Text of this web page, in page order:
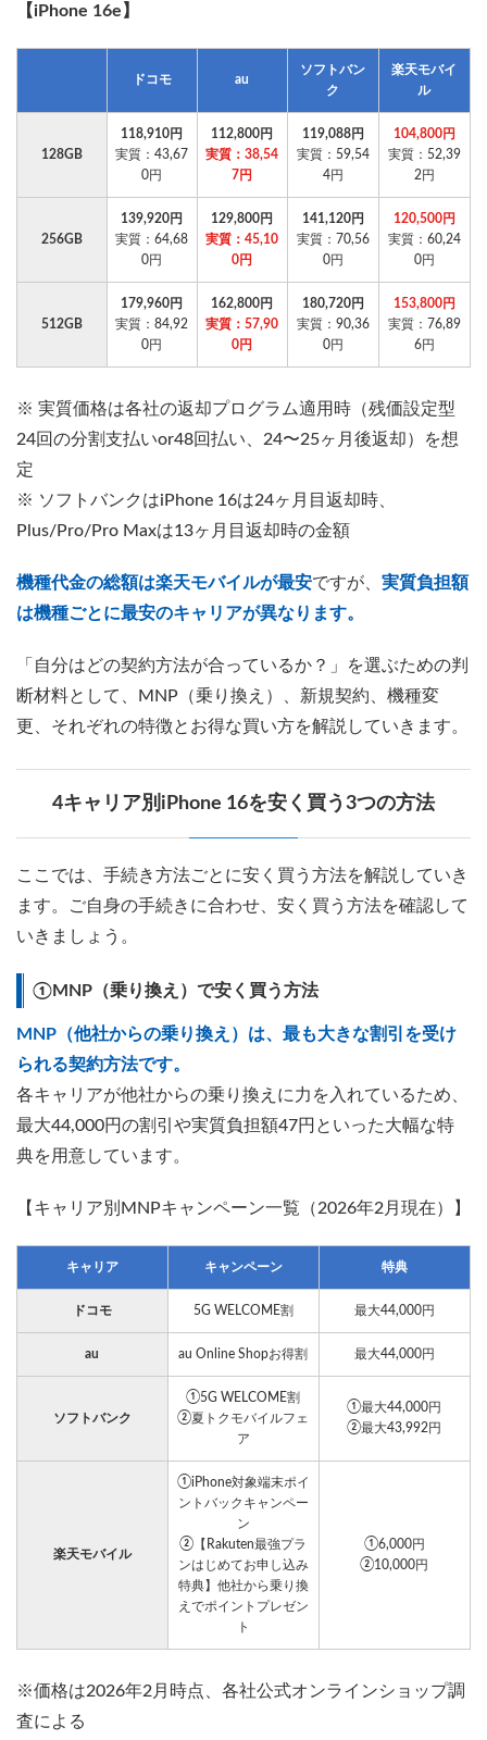
【iPhone 16e】
ドコモ au
ソフトバン
ク
楽天モバイ
ル
128GB
118,910円
実質：43,67
0円
112,800円
実質：38,54
7円
119,088円
実質：59,54
4円
104,800円
実質：52,39
2円
256GB
139,920円
実質：64,68
0円
129,800円
実質：45,10
0円
141,120円
実質：70,56
0円
120,500円
実質：60,24
0円
512GB
179,960円
実質：84,92
0円
162,800円
実質：57,90
0円
180,720円
実質：90,36
0円
153,800円
実質：76,89
6円
※ 実質価格は各社の返却プログラム適用時（残価設定型
24回の分割支払いor48回払い、24〜25ヶ月後返却）を想
定
※ ソフトバンクはiPhone 16は24ヶ月目返却時、
Plus/Pro/Pro Maxは13ヶ月目返却時の金額
機種代金の総額は楽天モバイルが最安ですが、 実質負担額
は機種ごとに最安のキャリアが異なります。
「自分はどの契約方法が合っているか？」を選ぶための判
断材料として、MNP（乗り換え）、新規契約、機種変
更、それぞれの特徴とお得な買い方を解説していきます。
4キャリア別iPhone 16を安く買う3つの方法
ここでは、手続き方法ごとに安く買う方法を解説していき
ます。ご自身の手続きに合わせ、安く買う方法を確認して
いきましょう。
①MNP（乗り換え）で安く買う方法
MNP（他社からの乗り換え）は、最も大きな割引を受け
られる契約方法です。
各キャリアが他社からの乗り換えに力を入れているため、
最大44,000円の割引や実質負担額47円といった大幅な特
典を用意しています。
【キャリア別MNPキャンペーン一覧（2026年2月現在）】
キャリア キャンペーン 特典
ドコモ 5G WELCOME割 最大44,000円
au au Online Shopお得割 最大44,000円
ソフトバンク
①5G WELCOME割
②夏トクモバイルフェ
ア
①最大44,000円
②最大43,992円
楽天モバイル
①iPhone対象端末ポイ
ントバックキャンペー
ン
②【Rakuten最強プラ
ンはじめてお申し込み
特典】他社から乗り換
えでポイントプレゼン
ト
①6,000円
②10,000円
※価格は2026年2月時点、各社公式オンラインショップ調
査による